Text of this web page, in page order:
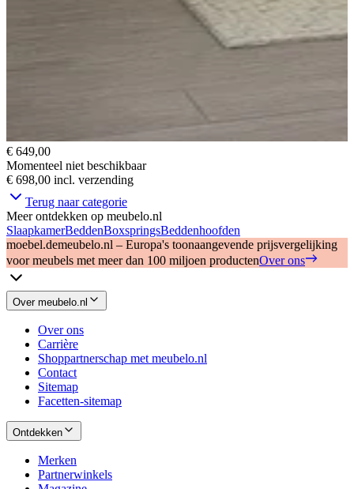
€ 649,00
Momenteel niet beschikbaar
€ 698,00 incl. verzending
Terug naar categorie
Meer ontdekken op meubelo.nl
SlaapkamerBeddenBoxspringsBeddenhoofden
moebel.demeubelo.nl – Europa's toonaangevende prijsvergelijking
voor meubels met meer dan 100 miljoen productenOver ons
Over meubelo.nl
Over ons
Carrière
Shoppartnerschap met meubelo.nl
Contact
Sitemap
Facetten-sitemap
Ontdekken
Merken
Partnerwinkels